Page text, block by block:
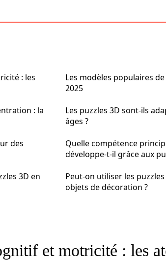
: les
: la
des
3D en
Les modèles populaires
2025
Les puzzles 3D sont-ils
âges ?
Quelle compétence
développe-t-il grâce aux
Peut-on utiliser les
objets de décoration ?
et motricité : les